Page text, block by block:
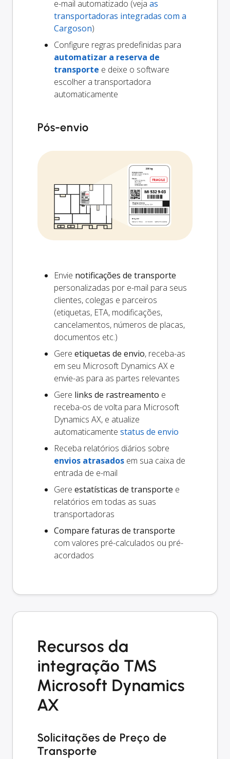
e-mail automatizado (veja as
transportadoras integradas com a
Cargoson)
Configure regras predefinidas para
automatizar a reserva de
transporte e deixe o software
escolher a transportadora
automaticamente
Pós-envio
Envie notificações de transporte
personalizadas por e-mail para seus
clientes, colegas e parceiros
(etiquetas, ETA, modificações,
cancelamentos, números de placas,
documentos etc.)
Gere etiquetas de envio, receba-as
em seu Microsoft Dynamics AX e
envie-as para as partes relevantes
Gere links de rastreamento e
receba-os de volta para Microsoft
Dynamics AX, e atualize
automaticamente status de envio
Receba relatórios diários sobre
envios atrasados em sua caixa de
entrada de e-mail
Gere estatísticas de transporte e
relatórios em todas as suas
transportadoras
Compare faturas de transporte
com valores pré-calculados ou pré-
acordados
Recursos da
integração TMS
Microsoft Dynamics
AX
Solicitações de Preço de
Transporte